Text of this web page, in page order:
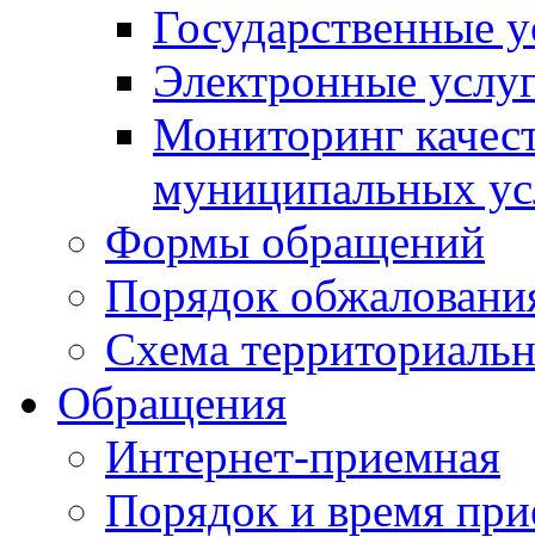
Государственные
Электронные
Мониторинг
муниципальных
Формы обращений
Порядок
Схема
Обращения
Интернет-приемная
Порядок и время